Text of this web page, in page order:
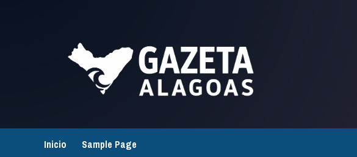
Inicio Sample Page